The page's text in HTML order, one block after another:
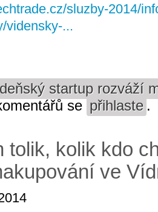
sluzby-2014/
vidensky-...
startup rozváží
se přihlaste .
tolik, kolik kdo
ve